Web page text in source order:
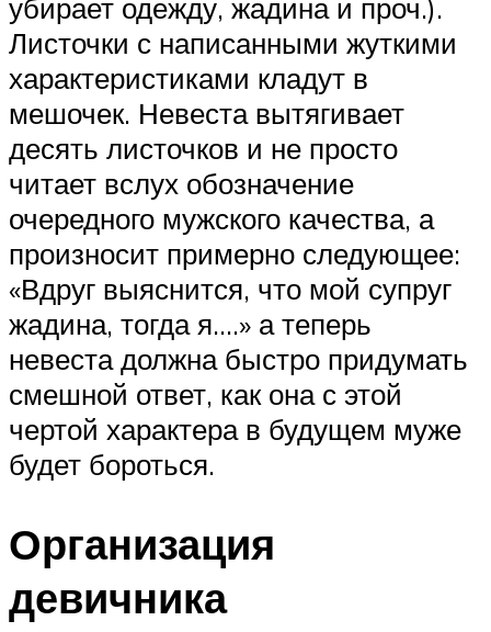
убирает одежду, жадина и проч.).
Листочки с написанными жуткими
характеристиками кладут в
мешочек. Невеста вытягивает
десять листочков и не просто
читает вслух обозначение
очередного мужского качества, а
произносит примерно следующее:
«Вдруг выяснится, что мой супруг
жадина, тогда я….» а теперь
невеста должна быстро придумать
смешной ответ, как она с этой
чертой характера в будущем муже
будет бороться.
Организация
девичника